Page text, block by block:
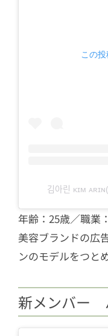
この
김아린 ᴋɪᴍ
年齢：25歳／職業
美容ブランドの広
ンのモデルをつと
新メンバー